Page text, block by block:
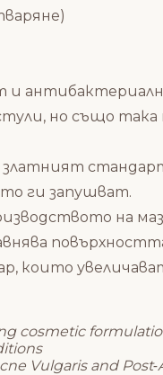
но също така
ги запушват.
на
които
cosmetic
Vulgaris and